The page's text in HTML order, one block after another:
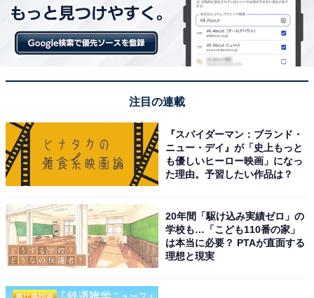
注目の連載
『スパイダーマン：ブランド・
ニュー・デイ』が「史上もっと
も優しいヒーロー映画」になっ
た理由。予習したい作品は？
20年間「駆け込み実績ゼロ」の
学校も…「こども110番の家」
は本当に必要？ PTAが直面する
理想と現実